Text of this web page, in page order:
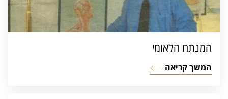
המנתח הלאומי
המשך קריאה